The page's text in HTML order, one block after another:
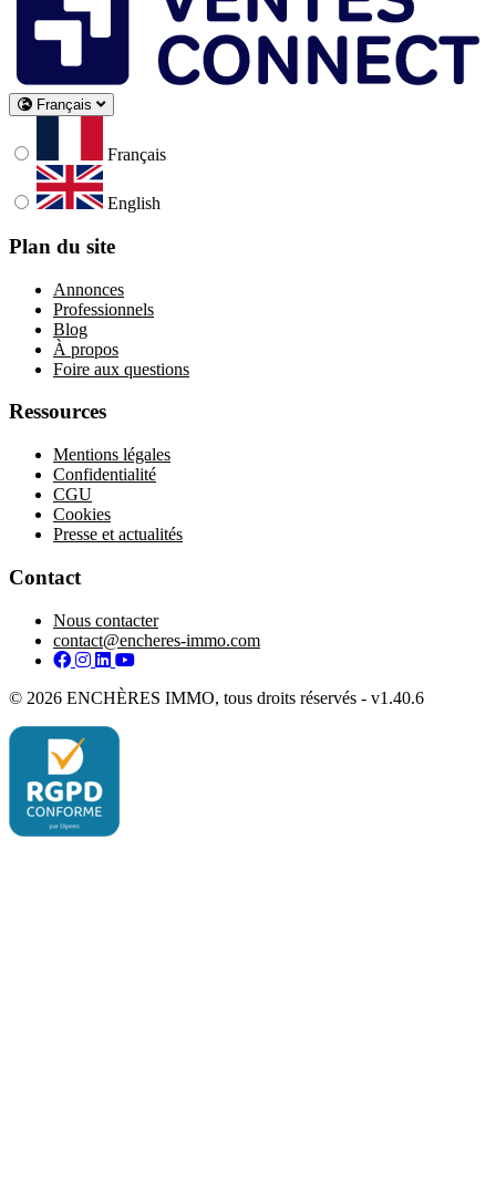
Français
Français
English
Plan du site
Annonces
Professionnels
Blog
À propos
Foire aux questions
Ressources
Mentions légales
Confidentialité
CGU
Cookies
Presse et actualités
Contact
Nous contacter
contact@encheres-immo.com
Facebook
Instagram
LinkedIn
YouTube
© 2026 ENCHÈRES IMMO, tous droits réservés - v1.40.6